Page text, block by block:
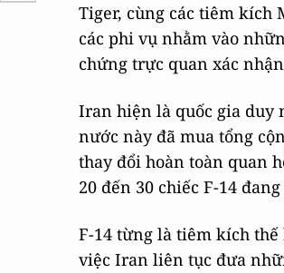
Tiger, cùng các tiêm kích
các phi vụ nhằm vào
chứng trực quan xác
Iran hiện là quốc gia duy
nước này đã mua tổng
thay đổi hoàn toàn quan
20 đến 30 chiếc F-14
F-14 từng là tiêm kích
việc Iran liên tục đưa